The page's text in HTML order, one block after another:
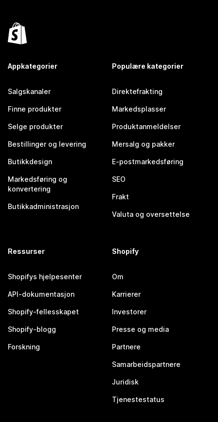
Appkategorier
Salgskanaler
Finne produkter
Selge produkter
Bestillinger og levering
Butikkdesign
Markedsføring og
konvertering
Butikkadministrasjon
Populære kategorier
Direktefrakting
Markedsplasser
Produktanmeldelser
Mersalg og pakker
E-postmarkedsføring
SEO
Frakt
Valuta og oversettelse
Ressurser
Shopifys hjelpesenter
API-dokumentasjon
Shopify-fellesskapet
Shopify-blogg
Forskning
Shopify
Om
Karrierer
Investorer
Presse og media
Partnere
Samarbeidspartnere
Juridisk
Tjenestestatus